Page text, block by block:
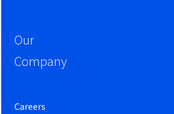
Our
Company
Careers